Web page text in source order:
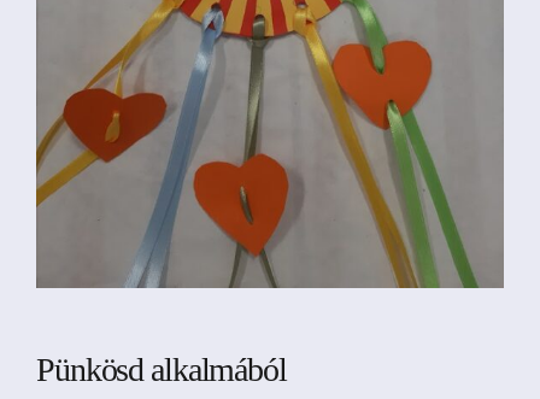
16-
tól
Pünkösd alkalmából